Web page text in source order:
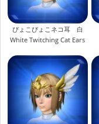
ぴょこぴょこネコ耳 白
White Twitching Cat Ears